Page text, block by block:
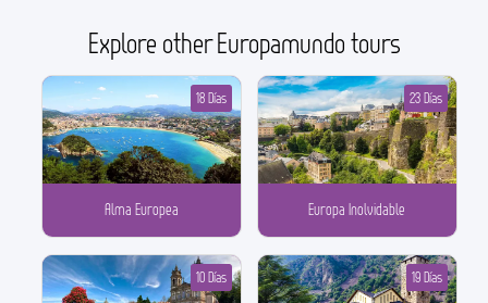
Explore other Europamundo tours
Alma Europea
18 Días
Europa Inolvidable
23 Días
10 Días 19 Días